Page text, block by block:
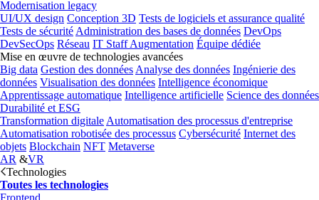
Modernisation legacy
UI/UX design Conception 3D Tests de logiciels et assurance qualité
Tests de sécurité Administration des bases de données DevOps
DevSecOps Réseau IT Staff Augmentation Équipe dédiée
Mise en œuvre de technologies avancées
Big data Gestion des données Analyse des données Ingénierie des
données Visualisation des données Intelligence économique
Apprentissage automatique Intelligence artificielle Science des données
Durabilité et ESG
Transformation digitale Automatisation des processus d'entreprise
Automatisation robotisée des processus Cybersécurité Internet des
objets Blockchain NFT Metaverse
AR &VR
Technologies
Toutes les technologies
Frontend